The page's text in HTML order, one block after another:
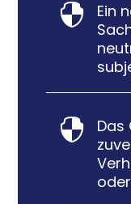

Ein

Das